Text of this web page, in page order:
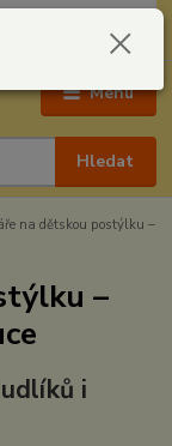
Menu
Hledat
0,00 Kč
na dětskou postýlku –
–
i